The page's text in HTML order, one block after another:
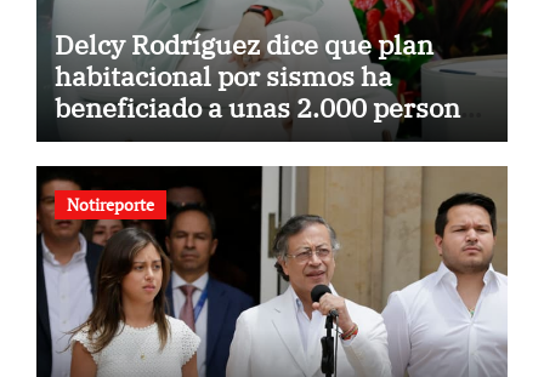
Delcy Rodríguez dice que plan
habitacional por sismos ha
beneficiado a unas 2.000 personas
en una semana
Notireporte